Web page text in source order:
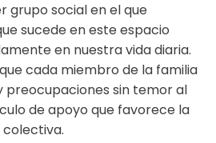
grupo social en el que
sucede en este espacio
en nuestra vida diaria.
cada miembro de la familia
preocupaciones sin temor al
de apoyo que favorece la